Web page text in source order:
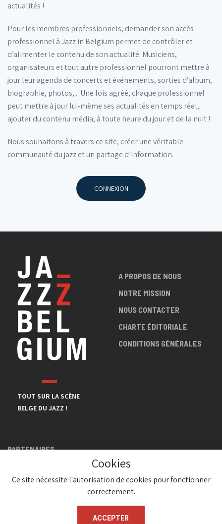
actualités !
Pour les membres professionnels, demander son accès
professionnel à Jazz in Belgium permet de contrôler et
d’alimenter le contenu de son actualité. Musiciens,
organisateurs et tout autre professionnel pourront mettre à
jour leur agenda de concerts et événements, sorties d’album,
biographie, photos, .. Une fois agréé, chaque professionnel
peut mettre à jour lui-même ses actualités en temps réel,
ajouter du contenu média, à toute heure du jour et de la nuit !
Nous souhaitons à travers ce site, créer une véritable
communauté du jazz et un partage d’information.
CONNEXION
TOUT SUR LA SCÈNE
BELGE DU JAZZ !
A PROPOS DE NOUS
NOTRE MISSION
NOUS CONTACTER
CHARTE ÉDITORIALE
CONDITIONS GÉNÉRALES
PARTENAIRES
Cookies
Ce site nécessite l'autorisation de cookies pour fonctionner
correctement.
ACCEPTER